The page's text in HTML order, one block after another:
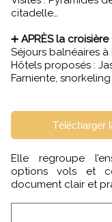
citadelle…
➕ APRÈS la
Séjours balnéaires
Hôtels proposés :
Farniente,
Télécharger
Elle regroupe
options vols et
document clair et